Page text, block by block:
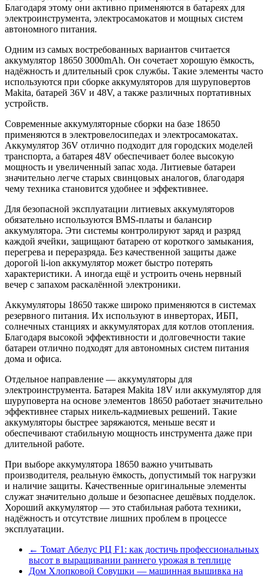
Благодаря этому они активно применяются в батареях для
электроинструмента, электросамокатов и мощных систем
автономного питания.
Одним из самых востребованных вариантов считается
аккумулятор 18650 3000mAh. Он сочетает хорошую ёмкость,
надёжность и длительный срок службы. Такие элементы часто
используются при сборке аккумуляторов для шуруповертов
Makita, батарей 36V и 48V, а также различных портативных
устройств.
Современные аккумуляторные сборки на базе 18650
применяются в электровелосипедах и электросамокатах.
Аккумулятор 36V отлично подходит для городских моделей
транспорта, а батарея 48V обеспечивает более высокую
мощность и увеличенный запас хода. Литиевые батареи
значительно легче старых свинцовых аналогов, благодаря
чему техника становится удобнее и эффективнее.
Для безопасной эксплуатации литиевых аккумуляторов
обязательно используются BMS-платы и балансир
аккумулятора. Эти системы контролируют заряд и разряд
каждой ячейки, защищают батарею от короткого замыкания,
перегрева и переразряда. Без качественной защиты даже
дорогой li-ion аккумулятор может быстро потерять
характеристики. А иногда ещё и устроить очень нервный
вечер с запахом раскалённой электроники.
Аккумуляторы 18650 также широко применяются в системах
резервного питания. Их используют в инверторах, ИБП,
солнечных станциях и аккумуляторах для котлов отопления.
Благодаря высокой эффективности и долговечности такие
батареи отлично подходят для автономных систем питания
дома и офиса.
Отдельное направление — аккумуляторы для
электроинструмента. Батарея Makita 18V или аккумулятор для
шуруповерта на основе элементов 18650 работает значительно
эффективнее старых никель-кадмиевых решений. Такие
аккумуляторы быстрее заряжаются, меньше весят и
обеспечивают стабильную мощность инструмента даже при
длительной работе.
При выборе аккумулятора 18650 важно учитывать
производителя, реальную ёмкость, допустимый ток нагрузки
и наличие защиты. Качественные оригинальные элементы
служат значительно дольше и безопаснее дешёвых подделок.
Хороший аккумулятор — это стабильная работа техники,
надёжность и отсутствие лишних проблем в процессе
эксплуатации.
← Томат Абелус РЦ F1: как достичь профессиональных
высот в выращивании раннего урожая в теплице
Дом Хлопковой Совушки — машинная вышивка на